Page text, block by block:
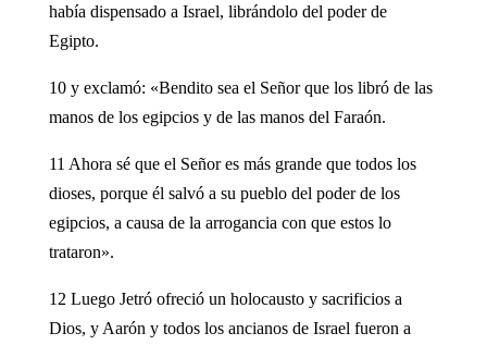
había dispensado a Israel, librándolo del poder de
Egipto.
10 y exclamó: «Bendito sea el Señor que los libró de las
manos de los egipcios y de las manos del Faraón.
11 Ahora sé que el Señor es más grande que todos los
dioses, porque él salvó a su pueblo del poder de los
egipcios, a causa de la arrogancia con que estos lo
trataron».
12 Luego Jetró ofreció un holocausto y sacrificios a
Dios, y Aarón y todos los ancianos de Israel fueron a